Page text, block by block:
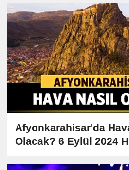
Afyonkarahisar'da
Olacak? 6 Eylül 2024